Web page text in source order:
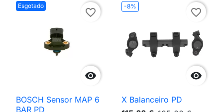
Esgotado

favorite_border
BOSCH Sensor MAP 6
BAR PD
-8%

favorite_border
X Balanceiro PD